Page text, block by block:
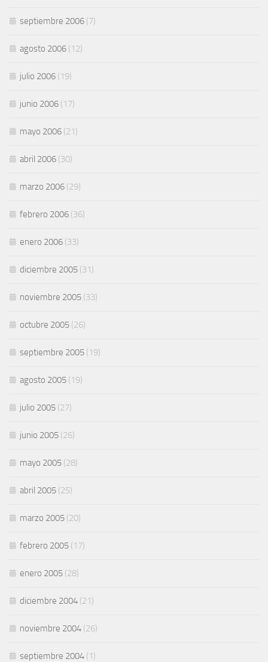
septiembre 2006 (7)
agosto 2006 (12)
julio 2006 (19)
junio 2006 (17)
mayo 2006 (21)
abril 2006 (30)
marzo 2006 (29)
febrero 2006 (36)
enero 2006 (33)
diciembre 2005 (31)
noviembre 2005 (33)
octubre 2005 (26)
septiembre 2005 (19)
agosto 2005 (19)
julio 2005 (27)
junio 2005 (26)
mayo 2005 (28)
abril 2005 (25)
marzo 2005 (20)
febrero 2005 (17)
enero 2005 (28)
diciembre 2004 (21)
noviembre 2004 (26)
septiembre 2004 (1)